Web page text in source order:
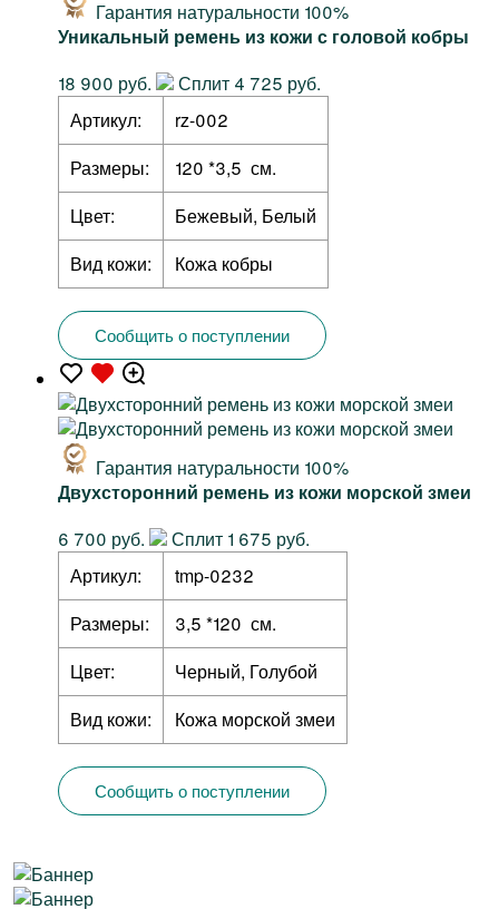
Гарантия натуральности 100%
Уникальный ремень из кожи с головой кобры
18 900 руб.
Сплит 4 725 руб.
Артикул:
rz-002
Размеры:
120 *3,5 см.
Цвет:
Бежевый, Белый
Вид кожи:
Кожа кобры
Сообщить о поступлении
Гарантия натуральности 100%
Двухсторонний ремень из кожи морской змеи
6 700 руб.
Сплит 1 675 руб.
Артикул:
tmp-0232
Размеры:
3,5 *120 см.
Цвет:
Черный, Голубой
Вид кожи:
Кожа морской змеи
Сообщить о поступлении